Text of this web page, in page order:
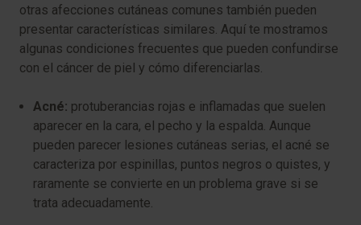
otras afecciones cutáneas comunes también pueden
presentar características similares. Aquí te mostramos
algunas condiciones frecuentes que pueden confundirse
con el cáncer de piel y cómo diferenciarlas.
Acné: protuberancias rojas e inflamadas que suelen
aparecer en la cara, el pecho y la espalda. Aunque
pueden parecer lesiones cutáneas serias, el acné se
caracteriza por espinillas, puntos negros o quistes, y
raramente se convierte en un problema grave si se
trata adecuadamente.